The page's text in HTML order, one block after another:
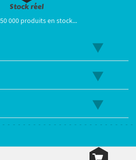
Stock réel
000 produits en stock...